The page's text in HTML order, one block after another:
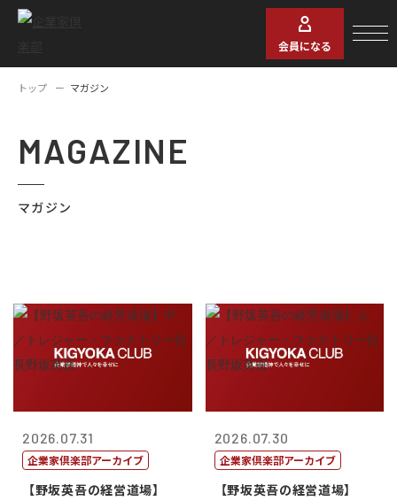
会員になる
トップ マガジン
MAGAZINE
マガジン
2026.07.31
企業家倶楽部アーカイブ
【野坂英吾の経営道場】
2026.07.30
企業家倶楽部アーカイブ
【野坂英吾の経営道場】